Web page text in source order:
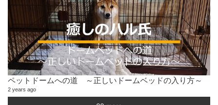
ペットドームへの道 ～正しいドームベッドの入り方～
2 years ago